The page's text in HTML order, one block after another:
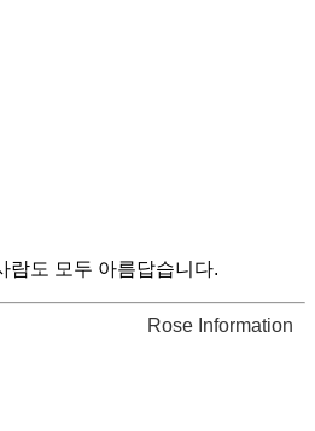
람도 모두 아름답습니다.
Rose Information